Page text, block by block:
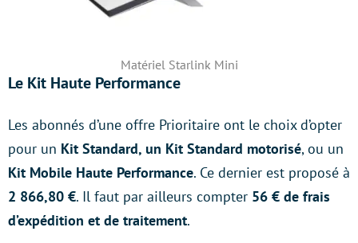
Matériel Starlink Mini
Le Kit Haute Performance
Les abonnés d’une offre Prioritaire ont le choix d’opter
pour un Kit Standard, un Kit Standard motorisé, ou un
Kit Mobile Haute Performance. Ce dernier est proposé à
2 866,80 €. Il faut par ailleurs compter 56 € de frais
d’expédition et de traitement.